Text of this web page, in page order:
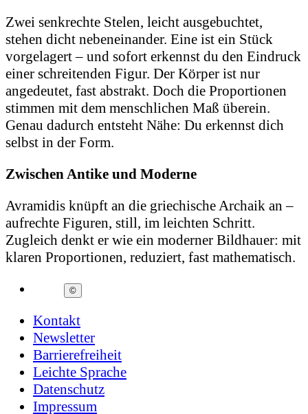
Zwei senkrechte Stelen, leicht ausgebuchtet,
stehen dicht nebeneinander. Eine ist ein Stück
vorgelagert – und sofort erkennst du den Eindruck
einer schreitenden Figur. Der Körper ist nur
angedeutet, fast abstrakt. Doch die Proportionen
stimmen mit dem menschlichen Maß überein.
Genau dadurch entsteht Nähe: Du erkennst dich
selbst in der Form.
Zwischen Antike und Moderne
Avramidis knüpft an die griechische Archaik an –
aufrechte Figuren, still, im leichten Schritt.
Zugleich denkt er wie ein moderner Bildhauer: mit
klaren Proportionen, reduziert, fast mathematisch.
©
Kontakt
Newsletter
Barrierefreiheit
Leichte Sprache
Datenschutz
Impressum